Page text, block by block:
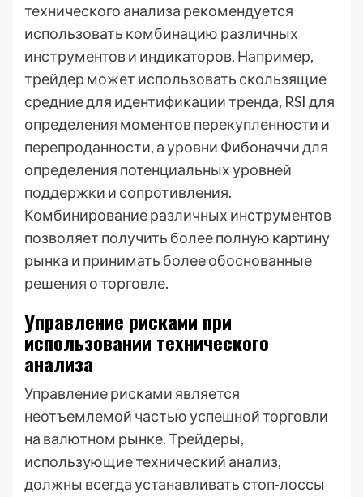
технического анализа рекомендуется
использовать комбинацию различных
инструментов и индикаторов. Например,
трейдер может использовать скользящие
средние для идентификации тренда, RSI для
определения моментов перекупленности и
перепроданности, а уровни Фибоначчи для
определения потенциальных уровней
поддержки и сопротивления.
Комбинирование различных инструментов
позволяет получить более полную картину
рынка и принимать более обоснованные
решения о торговле.
Управление рисками при
использовании технического
анализа
Управление рисками является
неотъемлемой частью успешной торговли
на валютном рынке. Трейдеры,
использующие технический анализ,
должны всегда устанавливать стоп-лоссы